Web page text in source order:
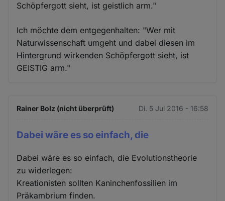
Schöpfergott sieht, ist geistlich arm."
Ich möchte dem entgegenhalten: "Wer mit
Naturwissenschaft umgeht und dabei diesen im
Hintergrund wirkenden Schöpfergott sieht, ist
GEISTIG arm."
Rainer Bolz (nicht überprüft) Di. 5 Jul 2016 - 16:58
Dabei wäre es so einfach, die
Dabei wäre es so einfach, die Evolutionstheorie
zu widerlegen:
Kreationisten sollten Kaninchenfossilien im
Präkambrium finden.